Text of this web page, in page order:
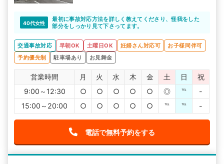
40代女性
最初に事故対応方法を詳しく教えてくださり、怪我をした
部分をしっかり見て下さってます。
交通事故対応 早朝OK 土曜日OK 妊婦さん対応可
お子様同伴可
予約優先制
駐車場あり お見舞金
営業時間 月 火 水 木 金 土 日
祝
9:00～12:30
○ ○ ○ ○ ○ ◎ ℡
-
15:00～20:00
○ ○ ○ ○ ○ ℡ ℡ -
電話で無料予約をする